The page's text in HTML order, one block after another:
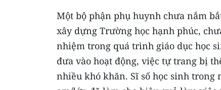
Một bộ phận phụ huynh chưa nắm
xây dựng Trường học hạnh phúc,
nhiệm trong quá trình giáo dục học
đưa vào hoạt động, việc tự trang bị
nhiều khó khăn. Sĩ số học sinh